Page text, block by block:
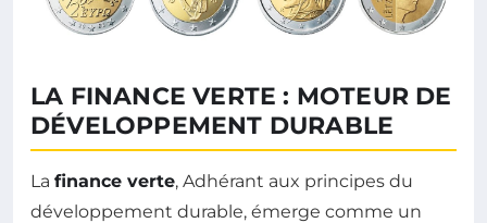
LA FINANCE VERTE : MOTEUR DE
DÉVELOPPEMENT DURABLE
La finance verte, Adhérant aux principes du
développement durable, émerge comme un